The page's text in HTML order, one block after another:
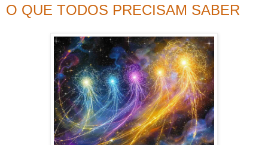
O QUE TODOS PRECISAM SABER